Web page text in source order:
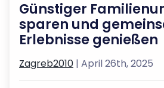
Günstiger
sparen und
Erlebnisse genießen
Zagreb2010 | April 26th, 2025